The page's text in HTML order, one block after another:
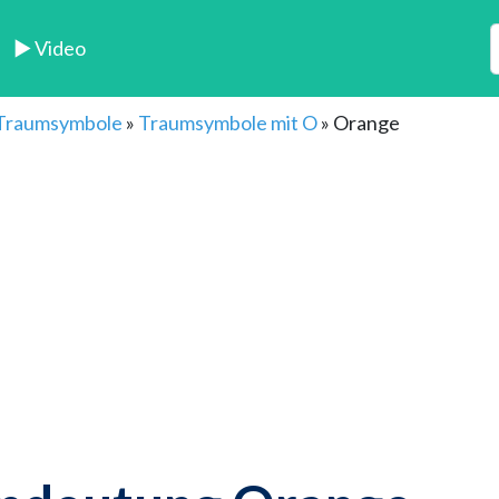
► Video
» Traumsymbole mit O» Orange